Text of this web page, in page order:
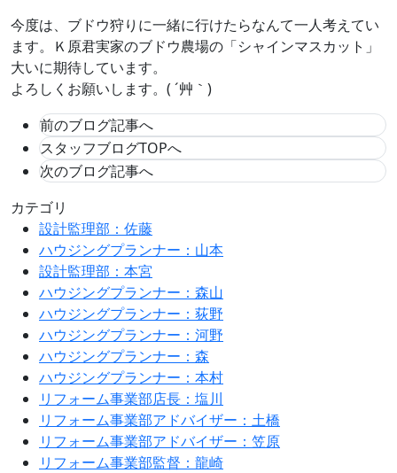
今度は、ブドウ狩りに一緒に行けたらなんて一人考えてい
ます。Ｋ原君実家のブドウ農場の「シャインマスカット」
大いに期待しています。
よろしくお願いします。( ´艸｀)
前のブログ記事へ
スタッフブログTOPへ
次のブログ記事へ
カテゴリ
設計監理部：佐藤
ハウジングプランナー：山本
設計監理部：本宮
ハウジングプランナー：森山
ハウジングプランナー：荻野
ハウジングプランナー：河野
ハウジングプランナー：森
ハウジングプランナー：本村
リフォーム事業部店長：塩川
リフォーム事業部アドバイザー：土橋
リフォーム事業部アドバイザー：笠原
リフォーム事業部監督：龍崎